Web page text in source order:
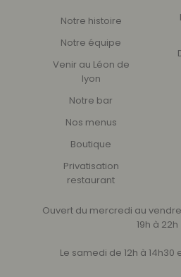
Notre histoire
Notre équipe
Venir au Léon de
lyon
Notre bar
Nos menus
Boutique
Privatisation
restaurant
Ouvert du mercredi au
19h à 22h
Le samedi de 12h à 14h30